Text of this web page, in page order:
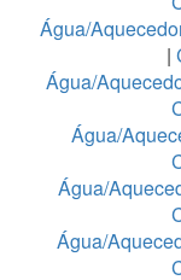
Água/
|
Água/
Água/
Água/
Água/